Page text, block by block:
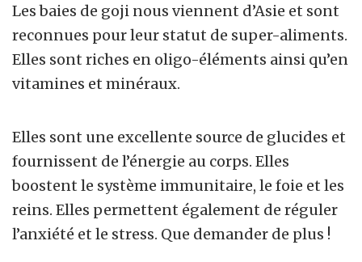
Les baies de goji nous viennent d’Asie et sont
reconnues pour leur statut de super-aliments.
Elles sont riches en oligo-éléments ainsi qu’en
vitamines et minéraux.
Elles sont une excellente source de glucides et
fournissent de l’énergie au corps. Elles
boostent le système immunitaire, le foie et les
reins. Elles permettent également de réguler
l’anxiété et le stress. Que demander de plus !